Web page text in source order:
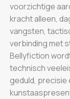
voorzichtige
kracht alleen,
vangsten,
verbinding met
Bellyfiction
technisch
geduld, precisie